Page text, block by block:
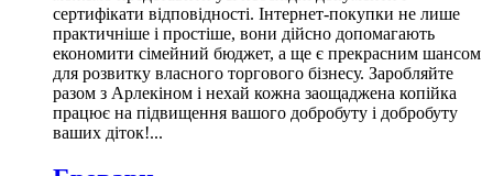
сертифікати відповідності. Інтернет-покупки не лише
практичніше і простіше, вони дійсно допомагають
економити сімейний бюджет, а ще є прекрасним шансом
для розвитку власного торгового бізнесу. Заробляйте
разом з Арлекіном і нехай кожна заощаджена копійка
працює на підвищення вашого добробуту і добробуту
ваших діток!...